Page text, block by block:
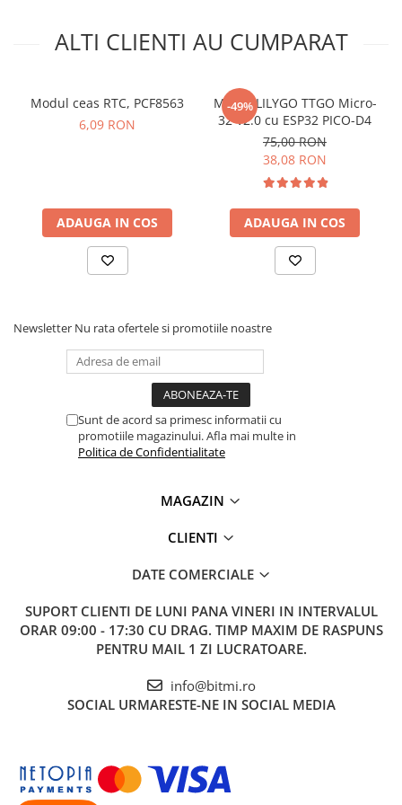
1x Modul RTC DS1307 de precizie, I2C
ALTI CLIENTI AU CUMPARAT
Modul ceas RTC, PCF8563
6,09 RON
ADAUGA IN COS
-49%
Modul LILYGO TTGO Micro-
32 V2.0 cu ESP32 PICO-D4
75,00 RON
38,08 RON
ADAUGA IN COS
Newsletter Nu rata ofertele si promotiile noastre
Sunt de acord sa primesc informatii cu
promotiile magazinului. Afla mai multe in
Politica de Confidentialitate
MAGAZIN
CLIENTI
DATE COMERCIALE
SUPORT CLIENTI DE LUNI PANA VINERI IN INTERVALUL
ORAR 09:00 - 17:30 CU DRAG. TIMP MAXIM DE RASPUNS
PENTRU MAIL 1 ZI LUCRATOARE.
info@bitmi.ro
SOCIAL URMARESTE-NE IN SOCIAL MEDIA